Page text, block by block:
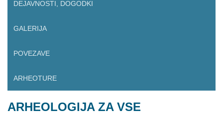
DEJAVNOSTI, DOGODKI
GALERIJA
POVEZAVE
ARHEOTURE
ARHEOLOGIJA ZA VSE